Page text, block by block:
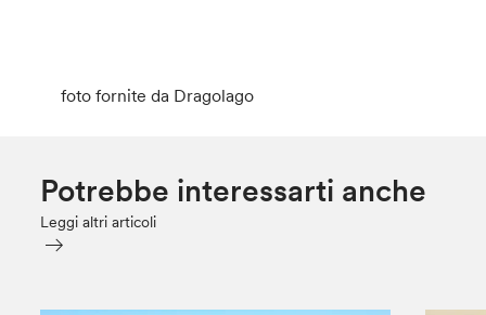
foto fornite da Dragolago
Potrebbe interessarti anche
Leggi altri articoli